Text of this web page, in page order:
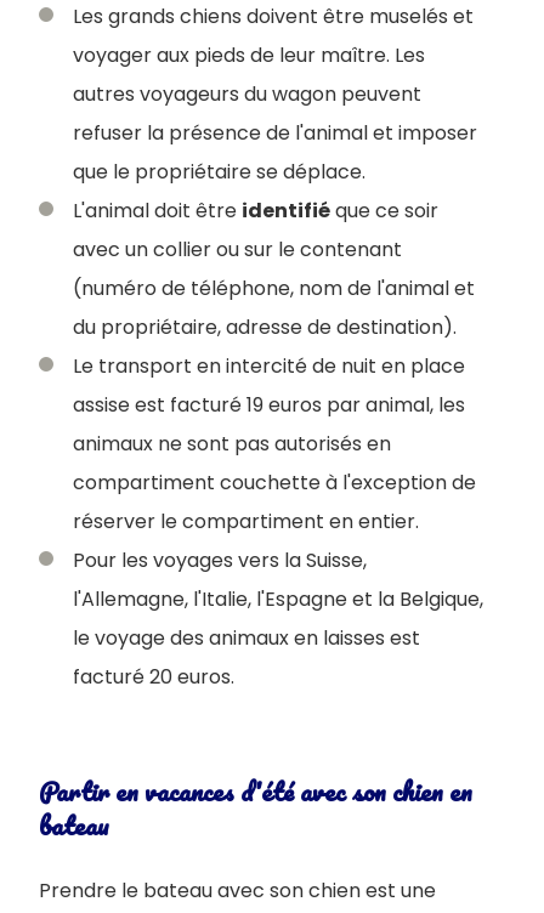
Les grands chiens doivent être muselés et
voyager aux pieds de leur maître. Les
autres voyageurs du wagon peuvent
refuser la présence de l'animal et imposer
que le propriétaire se déplace.
L'animal doit être identifiéque ce soir
avec un collier ou sur le contenant
(numéro de téléphone, nom de l'animal et
du propriétaire, adresse de destination).
Le transport en intercité de nuit en place
assise est facturé 19 euros par animal, les
animaux ne sont pas autorisés en
compartiment couchette à l'exception de
réserver le compartiment en entier.
Pour les voyages vers la Suisse,
l'Allemagne, l'Italie, l'Espagne et la Belgique,
le voyage des animaux en laisses est
facturé 20 euros.
Partir en vacances d'été avec son chien en
bateau
Prendre le bateau avec son chien est une